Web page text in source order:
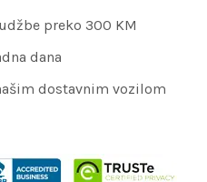
preko 300 KM
dana
dostavnim vozilom